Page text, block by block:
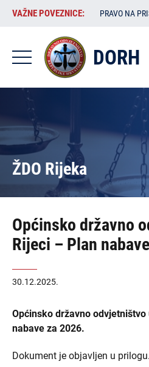
Skoči
sadržaj
VAŽNE
POVEZNICE:
VAŽNE POVEZNICE: PRAVO NA
DORH
ŽDO Rijeka
Općinsko državno
Rijeci – Plan
30.12.2025.
Općinsko državno
nabave za 2026.
Dokument je objavljen u prilogu.